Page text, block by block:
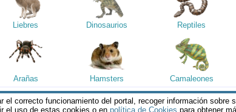
correcto funcionamiento del portal, recoger información
el uso de estas cookies o en política de Cookies para obtener
Liebres Dinosaurios Reptiles
Arañas Hamsters Camaleones
los derechos reservados || Al visitar estas páginas, se